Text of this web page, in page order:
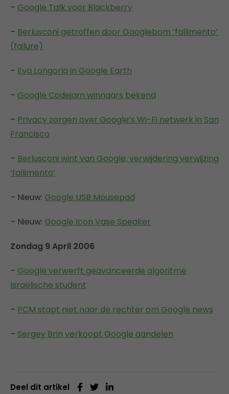
– Google Talk voor Blackberry
– Berlusconi getroffen door Googlebom ‘fallimento’
(failure)
– Eva Longoria in Google Earth
– Google Codejam winnaars bekend
– Privacy zorgen over Google’s Wi-Fi netwerk in San
Francisco
– Berlusconi wint van Google, verwijdering verwijzing
‘fallimento’
– Nieuw: Google USB Mousepad
– Nieuw: Google Icon Vase Speaker
Zondag 9 April 2006
– Google verwerft geavanceerde algoritme
Israëlische student
– PCM stapt niet naar de rechter om Google news
– Sergey Brin verkoopt Google aandelen
Deel dit artikel